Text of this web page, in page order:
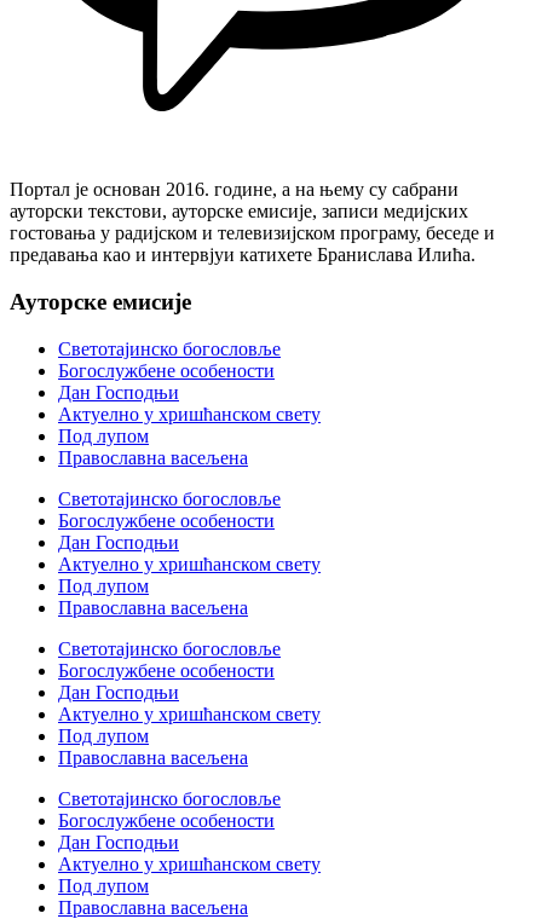
Портал је основан 2016. године, а на њему су сабрани
ауторски текстови, ауторске емисије, записи медијских
гостовања у радијском и телевизијском програму, беседе и
предавања као и интервјуи катихете Бранислава Илића.
Ауторске емисије
Светотајинско богословље
Богослужбене особености
Дан Господњи
Актуелно у хришћанском свету
Под лупом
Православна васељена
Светотајинско богословље
Богослужбене особености
Дан Господњи
Актуелно у хришћанском свету
Под лупом
Православна васељена
Светотајинско богословље
Богослужбене особености
Дан Господњи
Актуелно у хришћанском свету
Под лупом
Православна васељена
Светотајинско богословље
Богослужбене особености
Дан Господњи
Актуелно у хришћанском свету
Под лупом
Православна васељена